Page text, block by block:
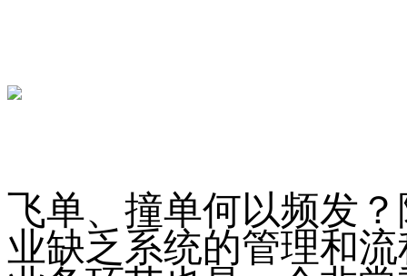
飞单、撞单何以频发
业缺乏系统的管理和